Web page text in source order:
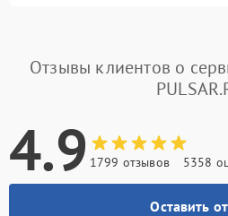
Отзывы клиентов о
4.9 1799 отзывов 5358
Оставить